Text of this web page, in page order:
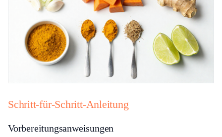
Schritt-für-Schritt-Anleitung
Vorbereitungsanweisungen